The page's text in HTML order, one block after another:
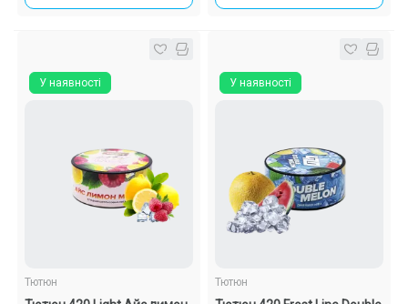
У наявності
Тютюн
У наявності
Тютюн